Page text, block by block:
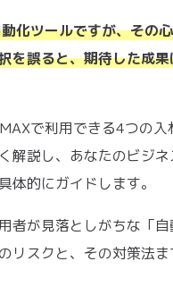
化ツールですが、その
を誤ると、期待した成
で利用できる4つの入
解説し、あなたのビジネ
体的にガイドします。
者が見落としがちな「自
リスクと、その対策法